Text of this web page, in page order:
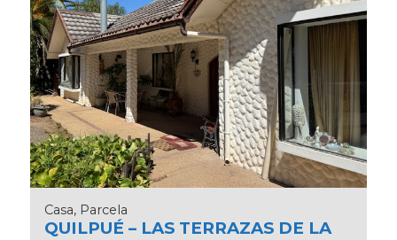
Casa, Parcela
QUILPUÉ – LAS TERRAZAS DE LA